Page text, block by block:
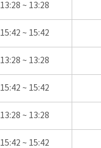
13:28 ~ 13:28
15:42 ~ 15:42
13:28 ~ 13:28
15:42 ~ 15:42
13:28 ~ 13:28
15:42 ~ 15:42